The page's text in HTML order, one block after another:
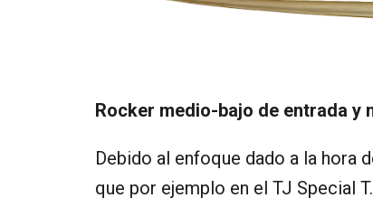
Rocker medio-bajo de entrada y
Debido al enfoque dado a la hora
que por ejemplo en el TJ Special T.